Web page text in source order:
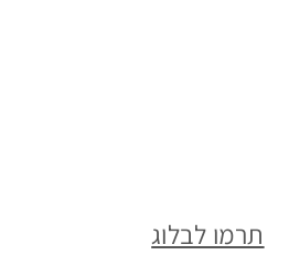
תרמו לבלוג